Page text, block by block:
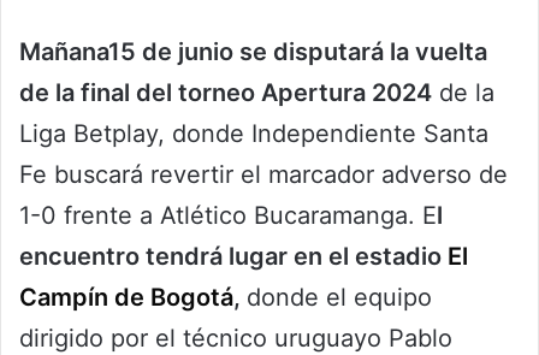
Mañana15 de junio se disputará la vuelta
de la final del torneo Apertura 2024 de la
Liga Betplay, donde Independiente Santa
Fe buscará revertir el marcador adverso de
1-0 frente a Atlético Bucaramanga. El
encuentro tendrá lugar en el estadio El
Campín de Bogotá, donde el equipo
dirigido por el técnico uruguayo Pablo